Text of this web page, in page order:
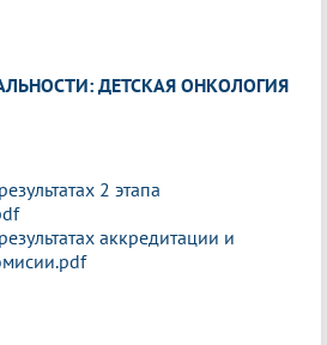
ДЕТСКАЯ ОНКОЛОГИЯ
2 этапа
аккредитации и